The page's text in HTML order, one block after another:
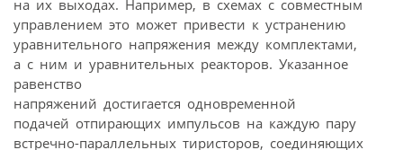
на их выходах. Например, в схемах с совместным
управлением это может привести к устранению
уравнительного напряжения между комплектами,
а с ним и уравнительных реакторов. Указанное
равенство
напряжений достигается одновременной
подачей отпирающих импульсов на каждую пару
встречно-параллельных тиристоров, соединяющих